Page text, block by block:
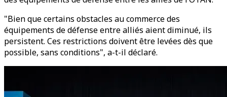
"Bien que certains obstacles au commerce des
équipements de défense entre alliés aient diminué, ils
persistent. Ces restrictions doivent être levées dès que
possible, sans conditions", a-t-il déclaré.